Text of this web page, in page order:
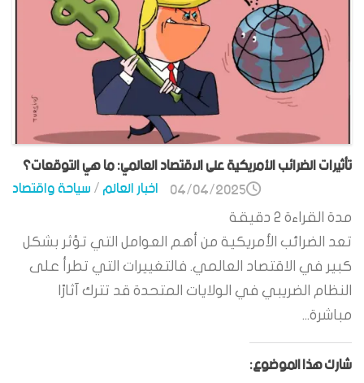
تأثيرات الضرائب الأمريكية على الاقتصاد العالمي: ما هي التوقعات؟
اخبار العالم/سياحة واقتصاد 04/04/2025
مدة القراءة 2 دقيقة
تعد الضرائب الأمريكية من أهم العوامل التي تؤثر بشكل
كبير في الاقتصاد العالمي. فالتغييرات التي تطرأ على
النظام الضريبي في الولايات المتحدة قد تترك آثارًا
مباشرة...
شارك هذا الموضوع: